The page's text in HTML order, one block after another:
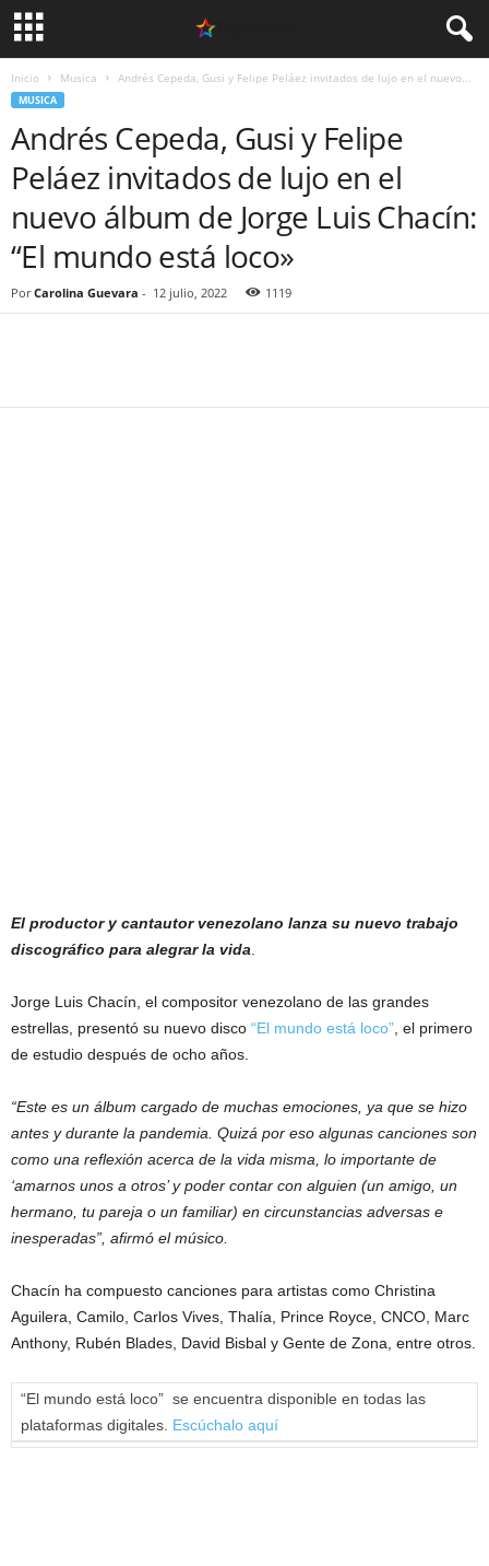
Inicio Musica Andrés Cepeda, Gusi y Felipe Peláez invitados de lujo en el nuevo...
MUSICA
Andrés Cepeda, Gusi y Felipe
Peláez invitados de lujo en el
nuevo álbum de Jorge Luis Chacín:
“El mundo está loco»
Por Carolina Guevara - 12 julio, 2022 1119
El productor y cantautor venezolano lanza su nuevo trabajo
discográfico para alegrar la vida
Jorge Luis Chacín, el compositor venezolano de las grandes
estrellas, presentó su nuevo disco “El mundo está loco” , el primero
de estudio después de ocho años.
“Este es un álbum cargado de muchas emociones, ya que se hizo
antes y durante la pandemia. Quizá por eso algunas canciones son
como una reflexión acerca de la vida misma, lo importante de
‘amarnos unos a otros’ y poder contar con alguien (un amigo, un
hermano, tu pareja o un familiar) en circunstancias adversas e
inesperadas”, afirmó el músico.
Chacín ha compuesto canciones para artistas como Christina
Aguilera, Camilo, Carlos Vives, Thalía, Prince Royce, CNCO, Marc
Anthony, Rubén Blades, David Bisbal y Gente de Zona, entre otros.
“El mundo está loco” se encuentra disponible en todas las
plataformas digitales. Escúchalo aquí